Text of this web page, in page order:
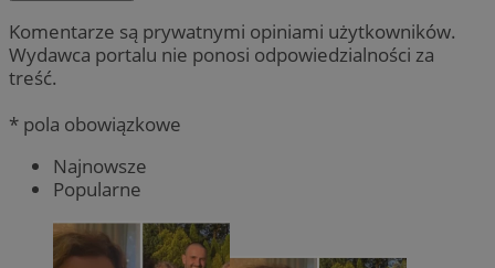
Komentarze są prywatnymi opiniami użytkowników.
Wydawca portalu nie ponosi odpowiedzialności za
treść.
* pola obowiązkowe
Najnowsze
Popularne